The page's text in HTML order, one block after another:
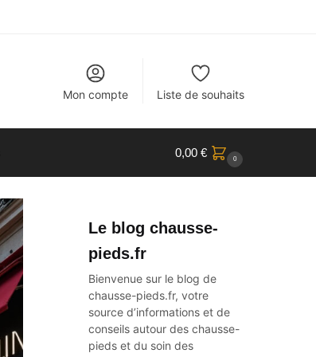
Mon compte Liste de souhaits
0,00 € 0
Le blog chausse-
pieds.fr
Bienvenue sur le blog de
chausse-pieds.fr, votre
source d’informations et de
conseils autour deschausse-
pieds et du soin des